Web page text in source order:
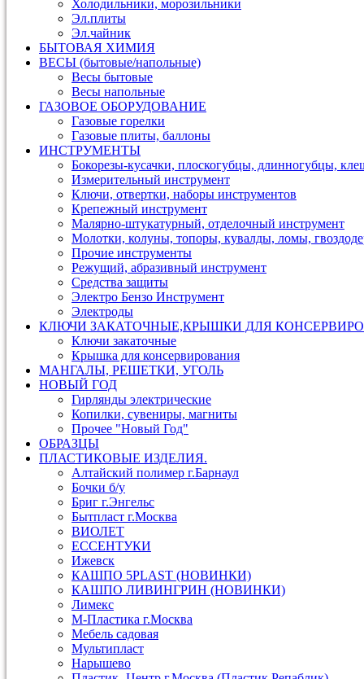
Холодильники, морозильники
Эл.плиты
Эл.чайник
БЫТОВАЯ ХИМИЯ
ВЕСЫ (бытовые/напольные)
Весы бытовые
Весы напольные
ГАЗОВОЕ ОБОРУДОВАНИЕ
Газовые горелки
Газовые плиты, баллоны
ИНСТРУМЕНТЫ
Бокорезы-кусачки, плоскогубцы, длинногубцы,
Измерительный инструмент
Ключи, отвертки, наборы инструментов
Крепежный инструмент
Малярно-штукатурный, отделочный инструмент
Молотки, колуны, топоры, кувалды, ломы,
Прочие инструменты
Режущий, абразивный инструмент
Средства защиты
Электро Бензо Инструмент
Электроды
КЛЮЧИ ЗАКАТОЧНЫЕ,КРЫШКИ ДЛЯ
Ключи закаточные
Крышка для консервирования
МАНГАЛЫ, РЕШЕТКИ, УГОЛЬ
НОВЫЙ ГОД
Гирлянды электрические
Копилки, сувениры, магниты
Прочее "Новый Год"
ОБРАЗЦЫ
ПЛАСТИКОВЫЕ ИЗДЕЛИЯ.
Алтайский полимер г.Барнаул
Бочки б/у
Бриг г.Энгельс
Бытпласт г.Москва
ВИОЛЕТ
ЕССЕНТУКИ
Ижевск
КАШПО 5PLAST (НОВИНКИ)
КАШПО ЛИВИНГРИН (НОВИНКИ)
Лимекс
М-Пластика г.Москва
Мебель садовая
Мультипласт
Нарышево